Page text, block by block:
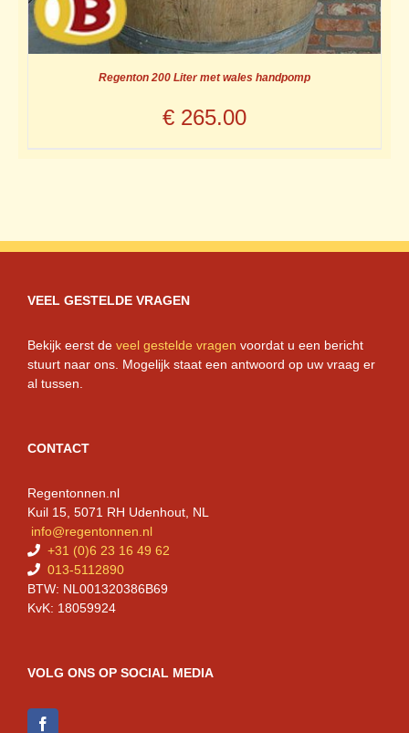
Regenton 200 Liter met wales handpomp
€ 265.00
VEEL GESTELDE VRAGEN
Bekijk eerst de veel gestelde vragen voordat u een bericht
stuurt naar ons. Mogelijk staat een antwoord op uw vraag er
al tussen.
CONTACT
Regentonnen.nl
Kuil 15, 5071 RH Udenhout, NL
info@regentonnen.nl
+31 (0)6 23 16 49 62
013-5112890
BTW: NL001320386B69
KvK: 18059924
VOLG ONS OP SOCIAL MEDIA